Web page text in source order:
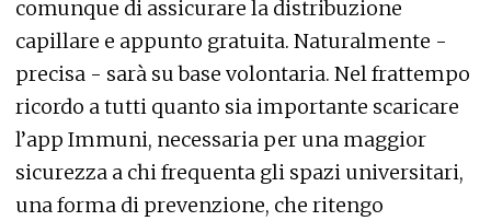
comunque di assicurare la distribuzione
capillare e appunto gratuita. Naturalmente -
precisa - sarà su base volontaria. Nel frattempo
ricordo a tutti quanto sia importante scaricare
l’app Immuni, necessaria per una maggior
sicurezza a chi frequenta gli spazi universitari,
una forma di prevenzione, che ritengo